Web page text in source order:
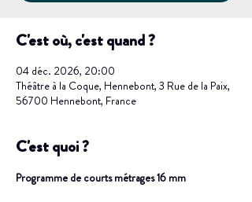
C'est où, c'est quand ?
04 déc. 2026, 20:00
Théâtre à la Coque, Hennebont, 3 Rue de la Paix,
56700 Hennebont, France
C'est quoi ?
Programme de courts métrages 16 mm